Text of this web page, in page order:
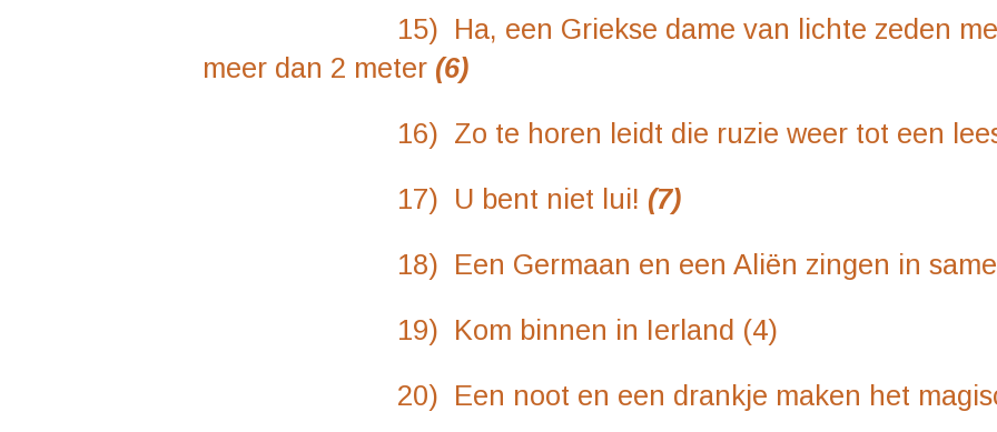
15) Ha, een Griekse dame van lichte zeden met
meer dan 2 meter (6)
16) Zo te horen leidt die ruzie weer tot een
17) U bent niet lui! (7)
18) Een Germaan en een Aliën zingen in
19) Kom binnen in Ierland (4)
20) Een noot en een drankje maken het